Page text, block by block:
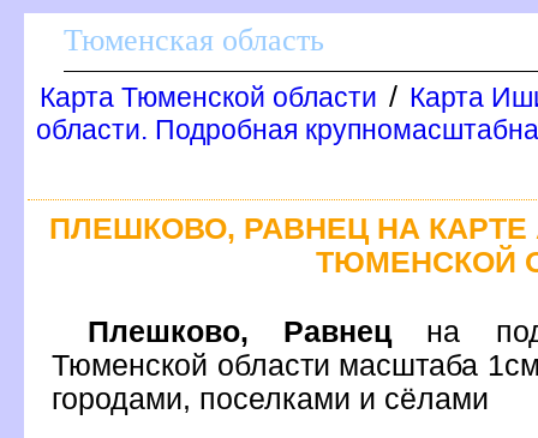
Тюменская область
Карта Тюменской области / Карта
области. Подробная
ПЛЕШКОВО, РАВНЕЦ НА
ТЮМЕНСКОЙ
Плешково, Равнецна
Тюменской области масштаба
ородами, поселками и сёлами